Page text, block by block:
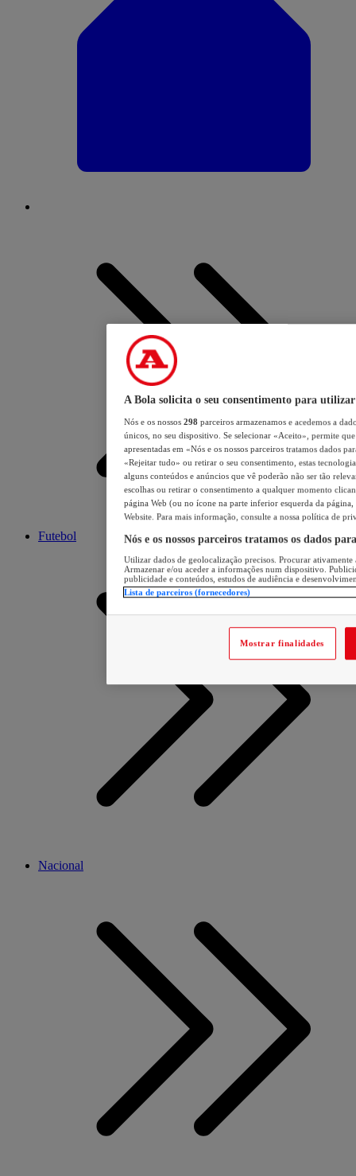
Futebol
Nacional
A Bola solicita o seu consentimento para utilizar
Nós e os nossos 298 parceiros armazenamos e acedemos a
únicos, no seu dispositivo. Se selecionar «Aceito», permite
apresentadas em «Nós e os nossos parceiros tratamos dados
«Rejeitar tudo» ou retirar o seu consentimento, estas
alguns conteúdos e anúncios que vê poderão não ser tão
escolhas ou retirar o consentimento a qualquer momento
página Web (ou no ícone na parte inferior esquerda da página,
Website. Para mais informação, consulte a nossa política de
Nós e os nossos parceiros tratamos os dados
Utilizar dados de geolocalização precisos. Procurar
Armazenar e/ou aceder a informações num dispositivo.
publicidade e conteúdos, estudos de audiência e
Lista de parceiros (fornecedores)
Mostrar finalidades